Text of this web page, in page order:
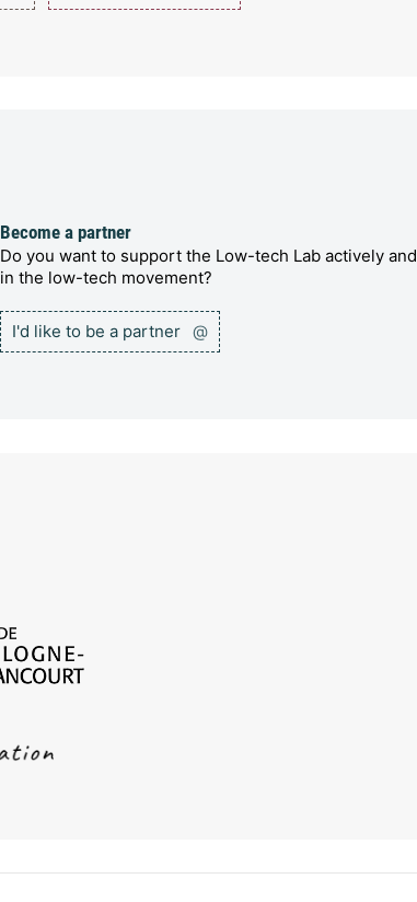
Become a partner
Do you want to support the Low-tech Lab actively
in the low-tech movement?
I'd like to be a partner @